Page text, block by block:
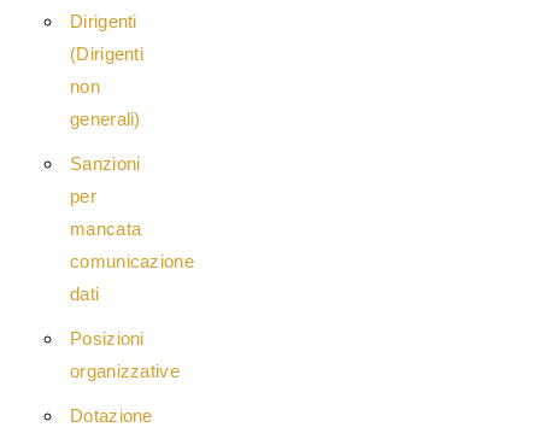
Dirigenti
(Dirigenti
non
generali)
Sanzioni
per
mancata
comunicazione
dati
Posizioni
organizzative
Dotazione